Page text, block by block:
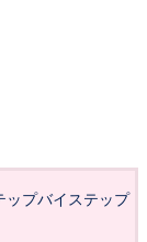
ップバイステップ